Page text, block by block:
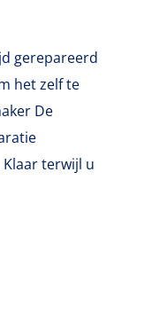
gerepareerd
het zelf te
De
terwijl u